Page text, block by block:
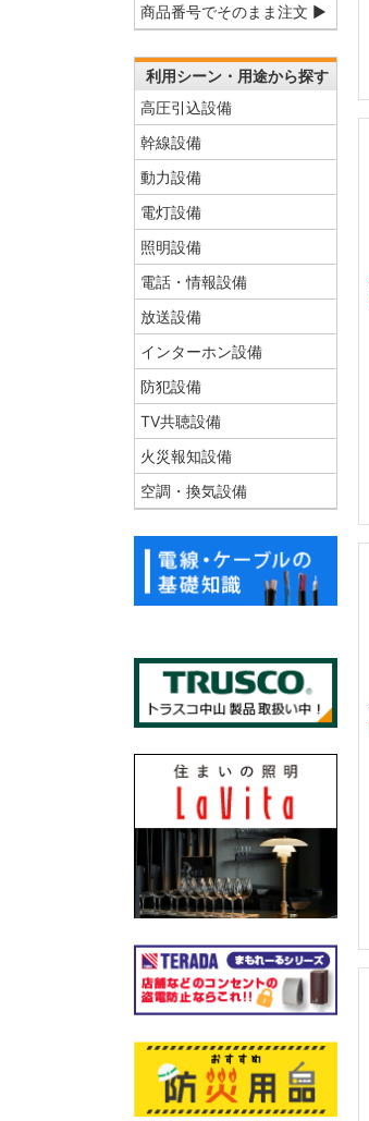
商品番号でそのまま注文 ▶
利用シーン・用途から探す
高圧引込設備
幹線設備
動力設備
電灯設備
照明設備
電話・情報設備
放送設備
インターホン設備
防犯設備
TV共聴設備
火災報知設備
空調・換気設備